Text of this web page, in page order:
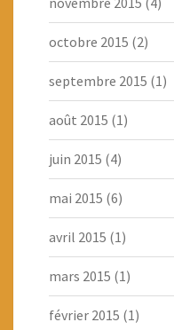
octobre 2015 (2)
septembre 2015 (1)
août 2015 (1)
juin 2015 (4)
mai 2015 (6)
avril 2015 (1)
mars 2015 (1)
février 2015 (1)